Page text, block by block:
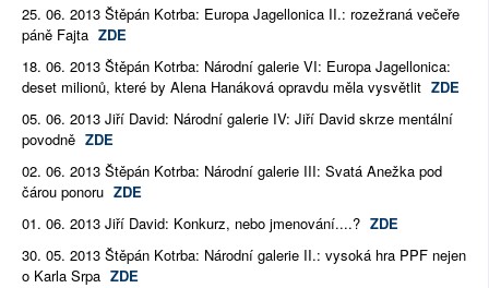
25. 06. 2013 Štěpán Kotrba: Europa Jagellonica II.: rozežraná večeře
páně Fajta ZDE
18. 06. 2013 Štěpán Kotrba: Národní galerie VI: Europa Jagellonica:
deset milionů, které by Alena Hanáková opravdu měla vysvětlit ZDE
05. 06. 2013 Jiří David: Národní galerie IV: Jiří David skrze mentální
povodně ZDE
02. 06. 2013 Štěpán Kotrba: Národní galerie III: Svatá Anežka pod
čárou ponoru ZDE
01. 06. 2013 Jiří David: Konkurz, nebo jmenování....? ZDE
30. 05. 2013 Štěpán Kotrba: Národní galerie II.: vysoká hra PPF nejen
o Karla Srpa ZDE